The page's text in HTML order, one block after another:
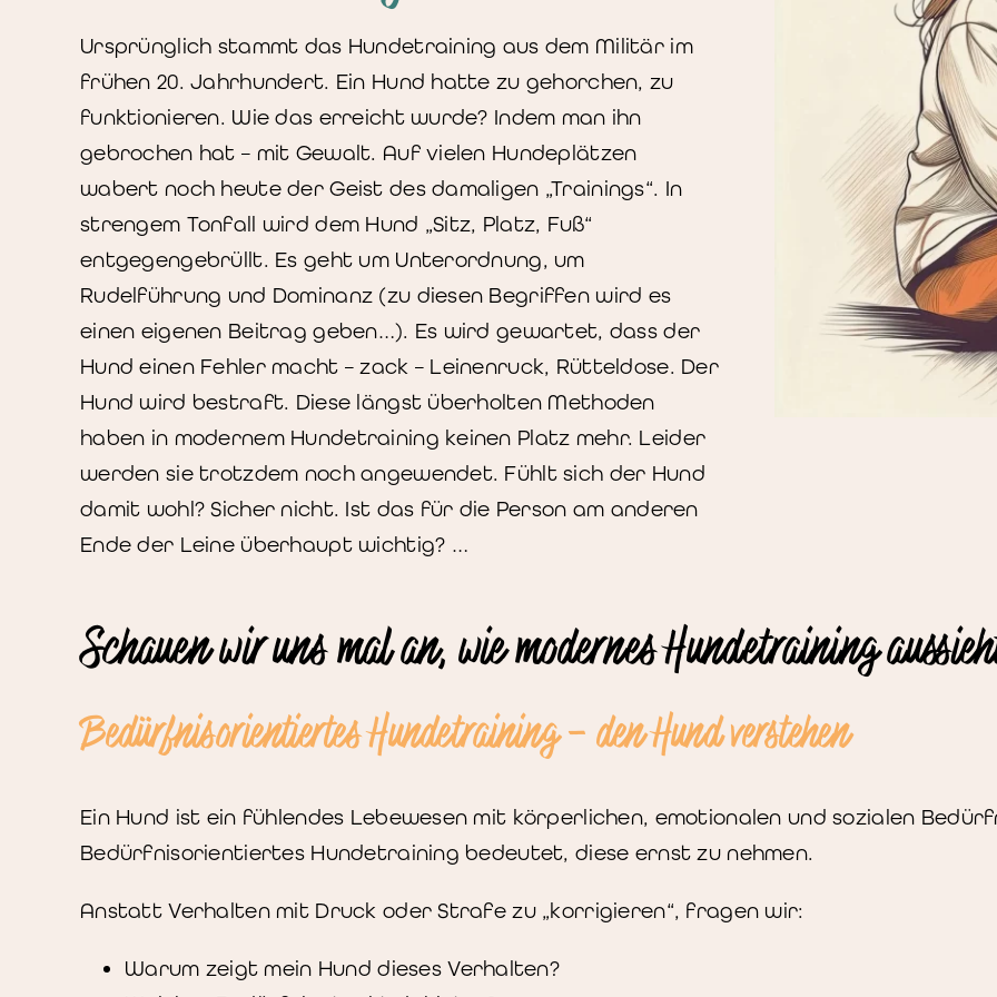
Ursprünglich stammt das Hundetraining aus dem Militär im
frühen 20. Jahrhundert. Ein Hund hatte zu gehorchen, zu
funktionieren. Wie das erreicht wurde? Indem man ihn
gebrochen hat – mit Gewalt. Auf vielen Hundeplätzen
wabert noch heute der Geist des damaligen „Trainings“. In
strengem Tonfall wird dem Hund „Sitz, Platz, Fuß“
entgegengebrüllt. Es geht um Unterordnung, um
Rudelführung und Dominanz (zu diesen Begriffen wird es
einen eigenen Beitrag geben…). Es wird gewartet, dass der
Hund einen Fehler macht – zack – Leinenruck, Rütteldose. Der
Hund wird bestraft. Diese längst überholten Methoden
haben in modernem Hundetraining keinen Platz mehr. Leider
werden sie trotzdem noch angewendet. Fühlt sich der Hund
damit wohl? Sicher nicht. Ist das für die Person am anderen
Ende der Leine überhaupt wichtig? …
Schauen wir uns mal an, wie modernes Hundetraining
Bedürfnisorientiertes Hundetraining – den Hund verstehen
Ein Hund ist ein fühlendes Lebewesen mit körperlichen, emotionalen und sozialen
Bedürfnisorientiertes Hundetraining bedeutet, diese ernst zu nehmen.
Anstatt Verhalten mit Druck oder Strafe zu „korrigieren“, fragen wir:
Warum zeigt mein Hund dieses Verhalten?